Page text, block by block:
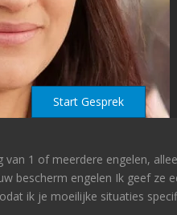
Start Gesprek
van 1 of meerdere engelen,
bescherm engelen Ik geef ze
ik je moeilijke situaties